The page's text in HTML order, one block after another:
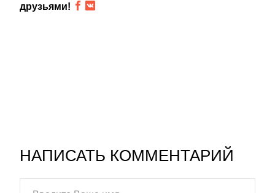
друзьями!
НАПИСАТЬ КОММЕНТАРИЙ